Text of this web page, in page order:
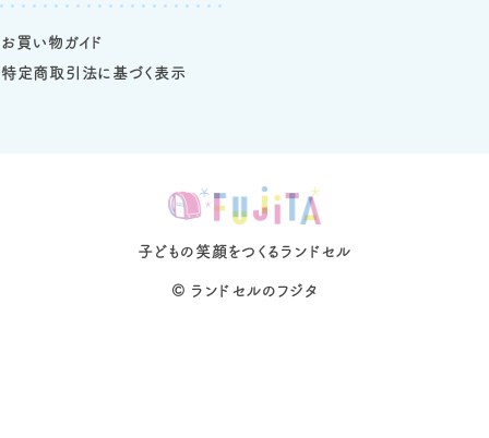
お買い物ガイド
特定商取引法に基づく表示
子どもの笑顔をつくるランドセル
© ランドセルのフジタ